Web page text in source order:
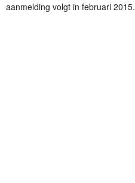
aanmelding volgt in februari 2015.